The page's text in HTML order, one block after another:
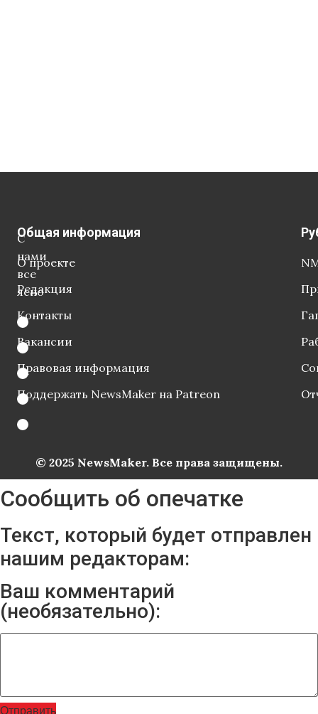
С
нами
все
ясно
Общая информация
О проекте
Редакция
Контакты
Вакансии
Правовая информация
Поддержать NewsMaker на Patreon
© 2025 NewsMaker. Все права защищены.
Сообщить об опечатке
Текст, который будет отправлен
нашим редакторам:
Ваш комментарий
(необязательно):
Отправить